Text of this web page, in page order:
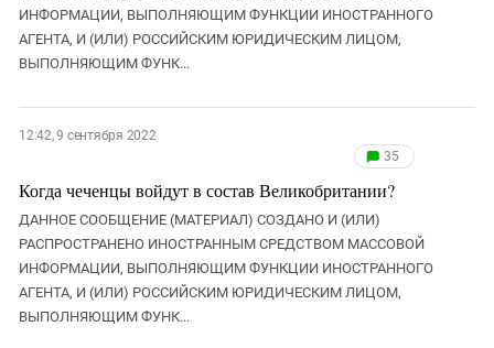
ИНФОРМАЦИИ, ВЫПОЛНЯЮЩИМ ФУНКЦИИ ИНОСТРАННОГО
АГЕНТА, И (ИЛИ) РОССИЙСКИМ ЮРИДИЧЕСКИМ ЛИЦОМ,
ВЫПОЛНЯЮЩИМ ФУНК...
12:42, 9 сентября 2022
35
Когда чеченцы войдут в состав Великобритании?
ДАННОЕ СООБЩЕНИЕ (МАТЕРИАЛ) СОЗДАНО И (ИЛИ)
РАСПРОСТРАНЕНО ИНОСТРАННЫМ СРЕДСТВОМ МАССОВОЙ
ИНФОРМАЦИИ, ВЫПОЛНЯЮЩИМ ФУНКЦИИ ИНОСТРАННОГО
АГЕНТА, И (ИЛИ) РОССИЙСКИМ ЮРИДИЧЕСКИМ ЛИЦОМ,
ВЫПОЛНЯЮЩИМ ФУНК...